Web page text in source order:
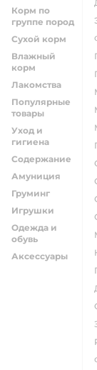
Корм по
группе пород
Сухой корм
Влажный
корм
Лакомства
Популярные
товары
Уход и
гигиена
Содержание
Амуниция
Груминг
Игрушки
Одежда и
обувь
Аксессуары